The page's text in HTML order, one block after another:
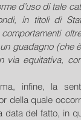
d’uso di tale
in titoli di
guadagno (che
via equitativa,
infine, la
della quale
data del fatto, in